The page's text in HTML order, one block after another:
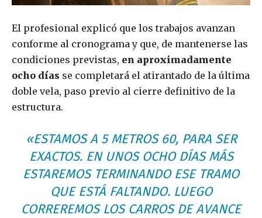
El profesional explicó que los trabajos avanzan
conforme al cronograma y que, de mantenerse las
condiciones previstas, en aproximadamente
ocho días se completará el atirantado de la última
doble vela, paso previo al cierre definitivo de la
estructura.
«ESTAMOS A 5 METROS 60, PARA SER
EXACTOS. EN UNOS OCHO DÍAS MÁS
ESTAREMOS TERMINANDO ESE TRAMO
QUE ESTÁ FALTANDO. LUEGO
CORREREMOS LOS CARROS DE AVANCE